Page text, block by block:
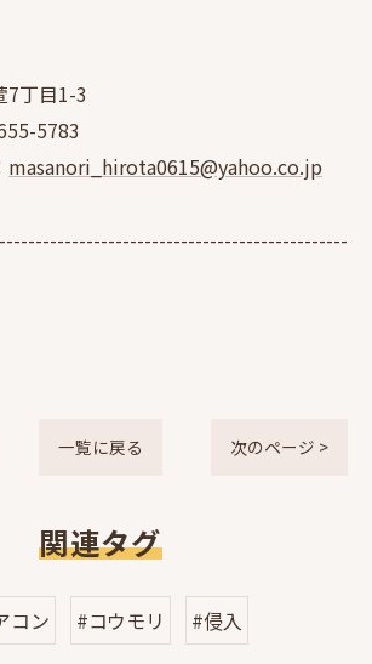
7丁目1-3
5783
masanori_hirota0615@yahoo.co.jp
一覧に戻る 次のページ >
関連タグ
コン #コウモリ #侵入